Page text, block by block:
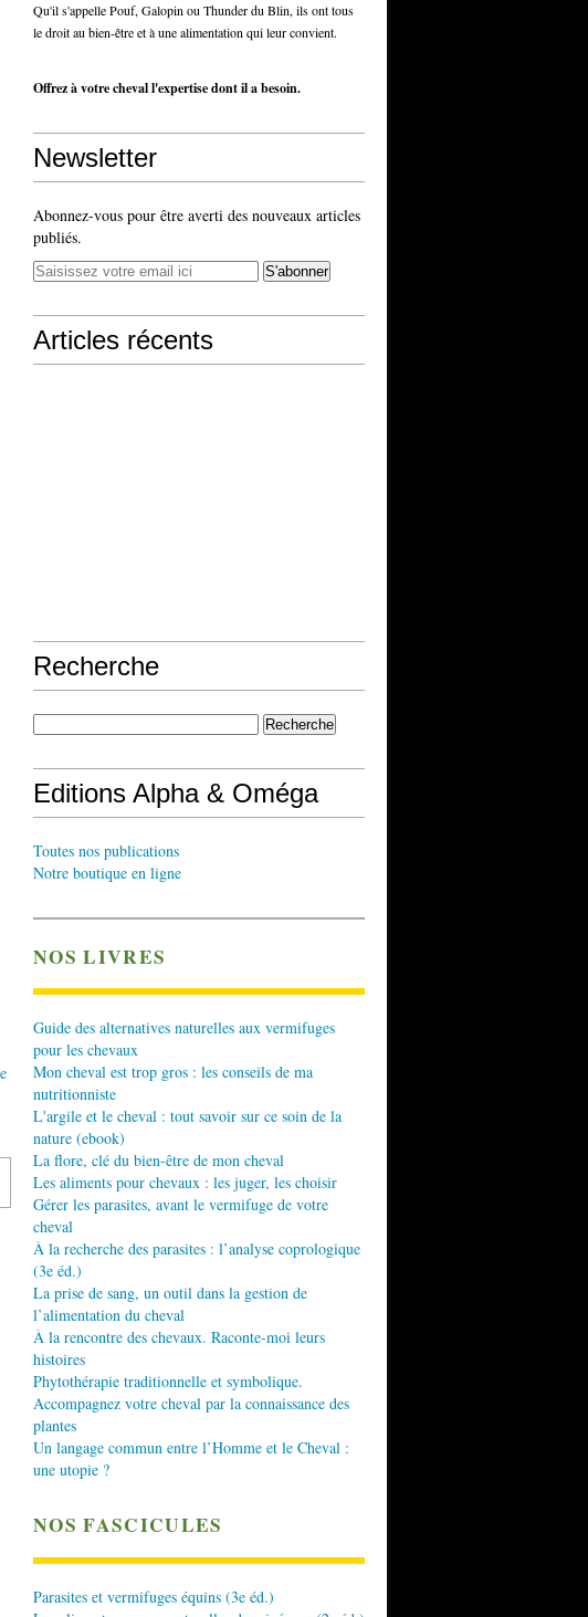
Qu'il s'appelle Pouf, Galopin ou Thunder du Blin, ils ont tous
le droit au bien-être et à une alimentation qui leur convient.
Offrez à votre cheval l'expertise dont il a besoin.
Newsletter
Abonnez-vous pour être averti des nouveaux articles
publiés.
Articles récents
Recherche
Editions Alpha & Oméga
Toutes nos publications
Notre boutique en ligne
NOS LIVRES
Guide des alternatives naturelles aux vermifuges
pour les chevaux
Mon cheval est trop gros : les conseils de ma
nutritionniste
L'argile et le cheval : tout savoir sur ce soin de la
nature (ebook)
La flore, clé du bien-être de mon cheval
Les aliments pour chevaux : les juger, les choisir
Gérer les parasites, avant le vermifuge de votre
cheval
À la recherche des parasites : l’analyse coprologique
(3e éd.)
La prise de sang, un outil dans la gestion de
l’alimentation du cheval
À la rencontre des chevaux. Raconte-moi leurs
histoires
Phytothérapie traditionnelle et symbolique.
Accompagnez votre cheval par la connaissance des
plantes
Un langage commun entre l’Homme et le Cheval :
une utopie ?
NOS FASCICULES
Parasites et vermifuges équins (3e éd.)